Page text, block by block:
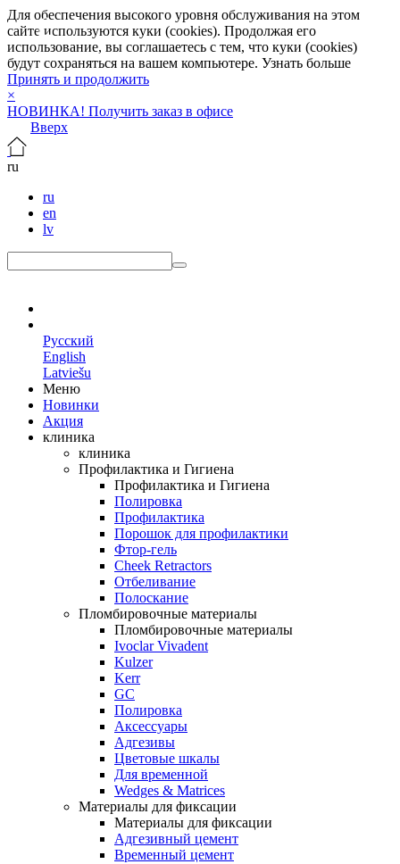
Для обеспечения высокого уровня обслуживания на этом
сайте используются куки (cookies). Продолжая его
использование, вы соглашаетесь с тем, что куки (cookies)
будут сохраняться на вашем компьютере. Узнать больше
Принять и продолжить
×
НОВИНКА! Получить заказ в офисе
Вверх
ru
ru
en
lv
Русский
English
Latviešu
Меню
Новинки
Акция
клиника
клиника
Профилактика и Гигиена
Профилактика и Гигиена
Полировка
Профилактика
Порошок для профилактики
Фтор-гель
Cheek Retractors
Отбеливание
Полоскание
Пломбировочные материалы
Пломбировочные материалы
Ivoclar Vivadent
Kulzer
Kerr
GC
Полировка
Аксессуары
Адгезивы
Цветовые шкалы
Для временной
Wedges & Matrices
Материалы для фиксации
Материалы для фиксации
Адгезивный цемент
Временный цемент